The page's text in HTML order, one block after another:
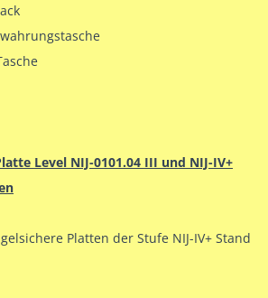
Level NIJ-0101.04 III und NIJ-IV+
Platten der Stufe NIJ-IV+ Stand